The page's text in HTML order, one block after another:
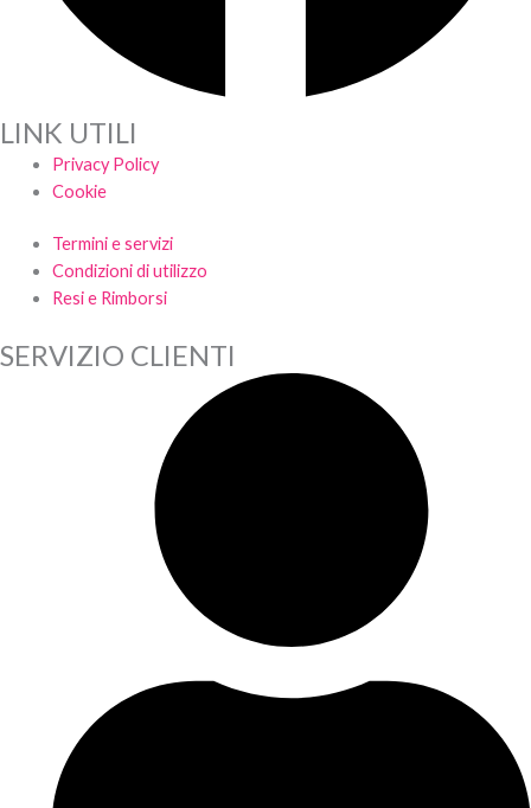
LINK UTILI
Privacy Policy
Cookie
Termini e servizi
Condizioni di utilizzo
Resi e Rimborsi
SERVIZIO CLIENTI